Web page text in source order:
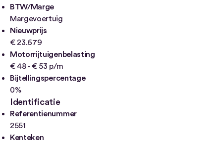
BTW/Marge
Margevoertuig
Nieuwprijs
€ 23.679
Motorrijtuigenbelasting
€ 48 - € 53 p/m
Bijtellingspercentage
0%
Identificatie
Referentienummer
2551
Kenteken